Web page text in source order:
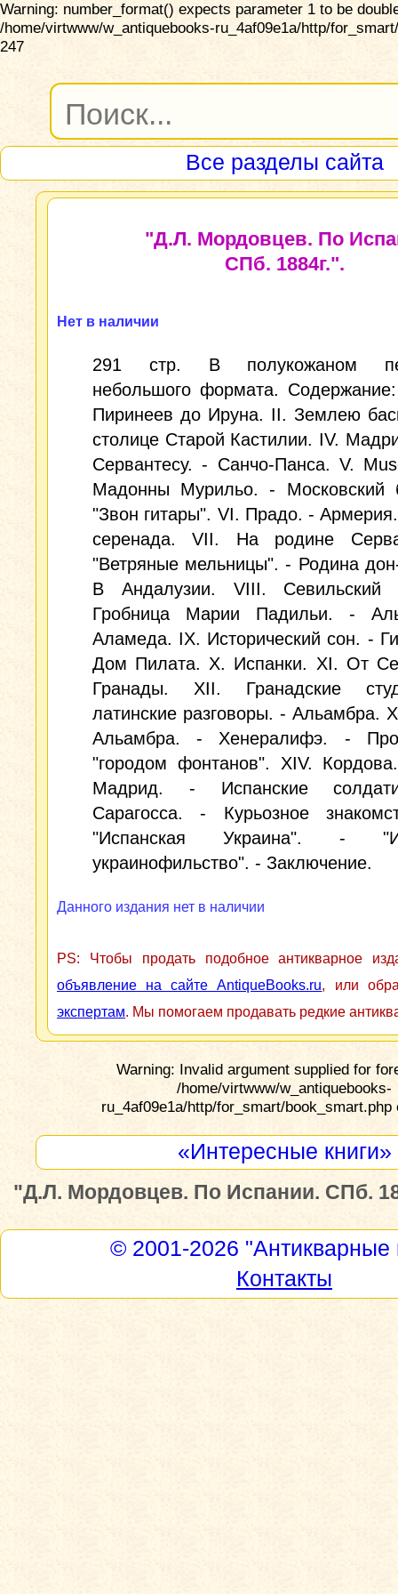
Warning: number_format() expects parameter 1 to be
/home/virtwww/w_antiquebooks-ru_4af09e1a/http/
247
Все разделы сайта
"Д.Л. Мордовцев. По
СПб. 1884г.".
Нет в наличии
291 стр. В полукожаном
небольшого формата.
Пиринеев до Ируна. II. Землею
столице Старой Кастилии. IV.
Сервантесу. - Санчо-Панса. V.
Мадонны Мурильо. - Московский
"Звон гитары". VI. Прадо. -
серенада. VII. На родине
"Ветряные мельницы". - Родина
В Андалузии. VIII. Севильский
Гробница Марии Падильи. -
Аламеда. IX. Исторический сон. -
Дом Пилата. X. Испанки. XI. От
Гранады. XII. Гранадские
латинские разговоры. - Альамбра.
Альамбра. - Хенералифэ. -
"городом фонтанов". XIV.
Мадрид. - Испанские
Сарагосса. - Курьозное
"Испанская Украина". -
украинофильство". - Заключение.
Данного издания нет в наличии
PS: Чтобы продать подобное антикварное
объявление на сайте AntiqueBooks.ru, или
экспертам. Мы помогаем продавать редкие
Warning: Invalid argument supplied for
/home/virtwww/w_antiquebooks-
ru_4af09e1a/http/for_smart/book_smart.php
«Интересные книги»
"Д.Л. Мордовцев. По Испании. СПб.
© 2001-2026 "Антикварные
Контакты